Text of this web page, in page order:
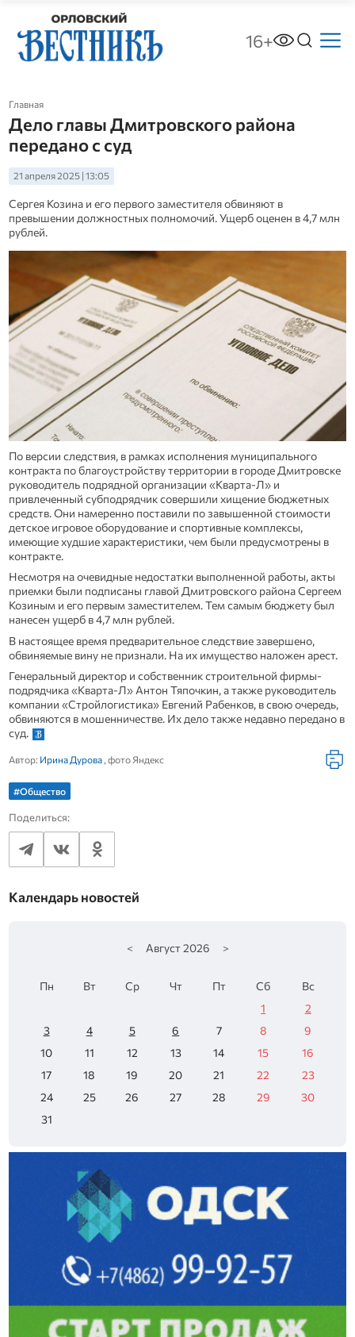
16+
Главная
Дело главы Дмитровского района
передано с суд
21 апреля 2025 | 13:05
Сергея Козина и его первого заместителя обвиняют в
превышении должностных полномочий. Ущерб оценен в 4,7 млн
рублей.
По версии следствия, в рамках исполнения муниципального
контракта по благоустройству территории в городе Дмитровске
руководитель подрядной организации «Кварта-Л» и
привлеченный субподрядчик совершили хищение бюджетных
средств. Они намеренно поставили по завышенной стоимости
детское игровое оборудование и спортивные комплексы,
имеющие худшие характеристики, чем были предусмотрены в
контракте.
Несмотря на очевидные недостатки выполненной работы, акты
приемки были подписаны главой Дмитровского района Сергеем
Козиным и его первым заместителем. Тем самым бюджету был
нанесен ущерб в 4,7 млн рублей.
В настоящее время предварительное следствие завершено,
обвиняемые вину не признали. На их имущество наложен арест.
Генеральный директор и собственник строительной фирмы-
подрядчика «Кварта-Л» Антон Тяпочкин, а также руководитель
компании «Стройлогистика» Евгений Рабенков, в свою очередь,
обвиняются в мошенничестве. Их дело также недавно передано в
суд.
Автор: Ирина Дурова, фото Яндекс
#Общество
Поделиться:
Календарь новостей
< Август 2026 >
Пн Вт Ср Чт Пт Сб
Вс
1
2
3
4 5 6 7 8
9
10
11 12 13 14 15
16
17
18 19 20 21 22
23
24
25 26 27 28 29
30
31